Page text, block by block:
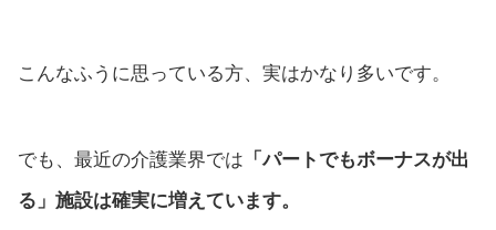
こんなふうに思っている方、実はかなり多いです。
でも、最近の介護業界では 「パートでもボーナスが出
る」施設は確実に増えています。